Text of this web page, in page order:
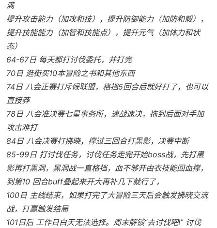
满
提升攻击能力（加攻和技），提升防御能力（加防和毅），
提升技能能力（加智和技能点），提升元气（加体力和状
态）
64-67日 每天都打讨伐委托，并打完
70日 逛街买10本冒险之书和其他东西
74日 八会正赛打斥候联盟，格挡5回合后就好打了，也可以
直接莽
78日 八会准决赛七星事务所，速战速决，拖到后面对手加
攻击难打
84日 八会决赛打拂晓，撑过三回合打黑影，决赛中断
85-99日 打讨伐任务，讨伐任务走完开始boss战，先打黑
影再打黑洞，黑洞战一直格挡，血不够开由衣技能回血撑，
到第10 回合buff叠起来开大再补几下就行了，
100日 主线结束，如果打完了大冒险三天后会触发拂晓交流
战，打赢触发结局
101日后 工作日白天无法选择。周末解锁“去讨伐吧!” 讨伐